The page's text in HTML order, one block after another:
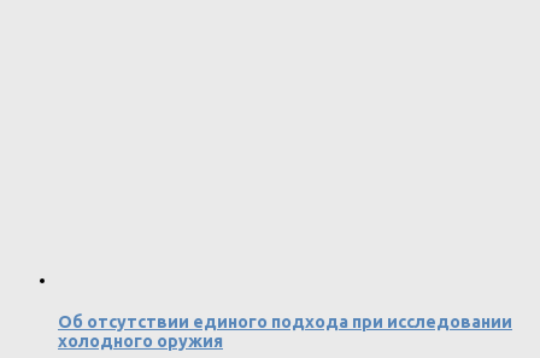
Об отсутствии единого подхода при исследовании
холодного оружия